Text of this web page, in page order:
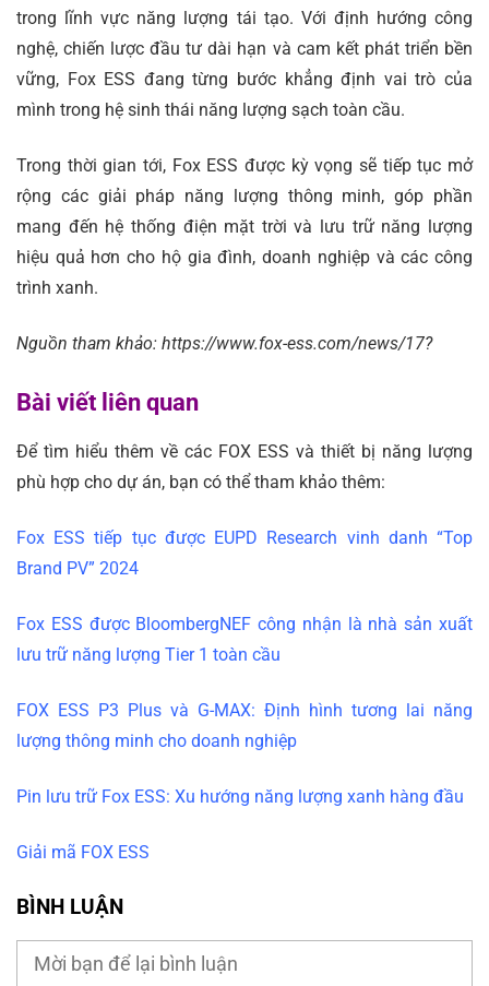
trong lĩnh vực năng lượng tái tạo. Với định hướng công
nghệ, chiến lược đầu tư dài hạn và cam kết phát triển bền
vững, Fox ESS đang từng bước khẳng định vai trò của
mình trong hệ sinh thái năng lượng sạch toàn cầu.
Trong thời gian tới, Fox ESS được kỳ vọng sẽ tiếp tục mở
rộng các giải pháp năng lượng thông minh, góp phần
mang đến hệ thống điện mặt trời và lưu trữ năng lượng
hiệu quả hơn cho hộ gia đình, doanh nghiệp và các công
trình xanh.
Nguồn tham khảo: https://www.fox-ess.com/news/17?
Bài viết liên quan
Để tìm hiểu thêm về các FOX ESS và thiết bị năng lượng
phù hợp cho dự án, bạn có thể tham khảo thêm:
Fox ESS tiếp tục được EUPD Research vinh danh “Top
Brand PV” 2024
Fox ESS được BloombergNEF công nhận là nhà sản xuất
lưu trữ năng lượng Tier 1 toàn cầu
FOX ESS P3 Plus và G-MAX: Định hình tương lai năng
lượng thông minh cho doanh nghiệp
Pin lưu trữ Fox ESS: Xu hướng năng lượng xanh hàng đầu
Giải mã FOX ESS
BÌNH LUẬN